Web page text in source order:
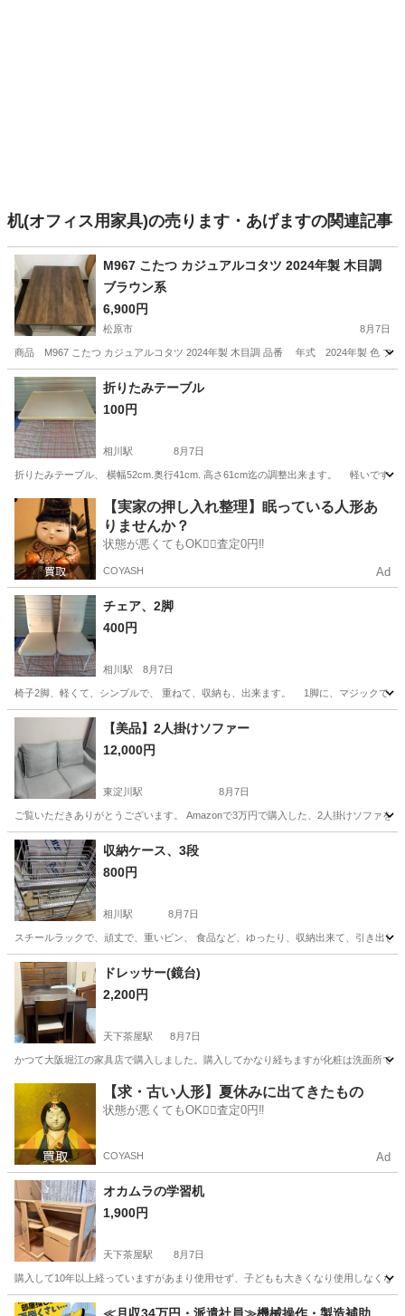
机(オフィス用家具)の売ります・あげますの関連記事
M967 こたつ カジュアルコタツ 2024年製 木目調
ブラウン系
6,900円
松原市 8月7日
商品 M967 こたつ カジュアルコタツ 2024年製 木目調 品番 年式 2024年製
大阪 松原市 テーブル
折りたみテーブル
100円
相川駅 8月7日
折りたみテーブル、 横幅52cm.奥行41cm. 高さ61cm迄の調整出来ます。 軽いです。
大阪 大阪市 相川駅 テーブル
【実家の押し入れ整理】眠っている人形あ
りませんか？
状態が悪くてもOK🙆‍♀️査定0円‼️
COYASH Ad
チェア、2脚
400円
相川駅 8月7日
椅子2脚、軽くて、シンプルで、 重ねて、収納も、出来ます。 1脚に、マジックで、
大阪 大阪市 相川駅 椅子
【美品】2人掛けソファー
12,000円
東淀川駅 8月7日
ご覧いただきありがとうございます。 Amazonで3万円で購入した、2人掛けソファ
大阪 大阪市 東淀川駅 ソファ
収納ケース、3段
800円
相川駅 8月7日
スチールラックで、頑丈で、重いビン、 食品など、ゆったり、収納出来て、引き出
大阪 大阪市 相川駅 収納家具
ドレッサー(鏡台)
2,200円
天下茶屋駅 8月7日
かつて大阪堀江の家具店で購入しました。購入してかなり経ちますが化粧は洗面所で
天下茶屋駅 ドレッサー 鏡台
【求・古い人形】夏休みに出てきたもの
状態が悪くてもOK🙆‍♀️査定0円‼️
COYASH Ad
オカムラの学習机
1,900円
天下茶屋駅 8月7日
購入して10年以上経っていますがあまり使用せず、子どもも大きくなり使用しなくな
大阪 大阪市 天下茶屋駅 テーブル オカムラ